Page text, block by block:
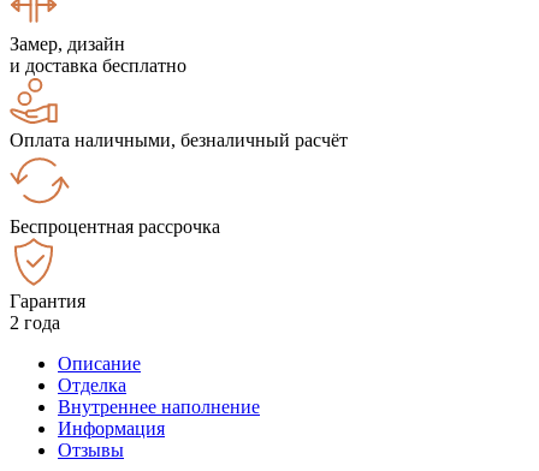
Замер, дизайн
и доставка бесплатно
Оплата наличными, безналичный расчёт
Беспроцентная рассрочка
Гарантия
2 года
Описание
Отделка
Внутреннее наполнение
Информация
Отзывы